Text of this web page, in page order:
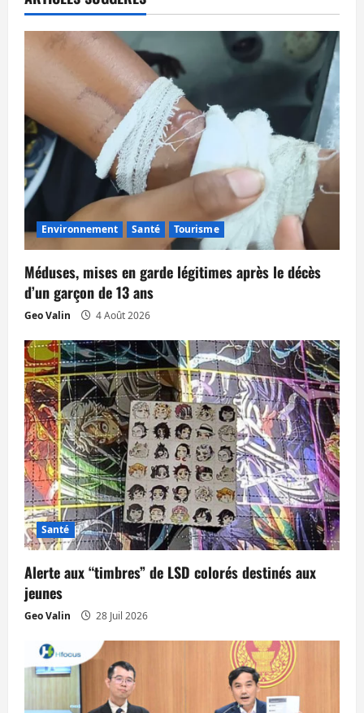
i
o
n
d
’
a
r
t
i
c
l
e
Environnement Santé Tourisme
Méduses, mises en garde légitimes après le décès
d’un garçon de 13 ans
Geo Valin 4 Août 2026
Santé
Alerte aux “timbres” de LSD colorés destinés aux
jeunes
Geo Valin 28 Juil 2026